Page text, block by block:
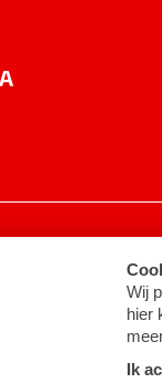
instellingen